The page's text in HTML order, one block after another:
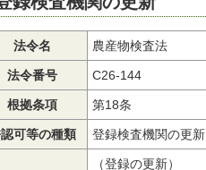
法令名 農産物検査法
法令番号 C26-144
根拠条項 第18条
可等の種類 登録検査機関の更新
（登録の更新）